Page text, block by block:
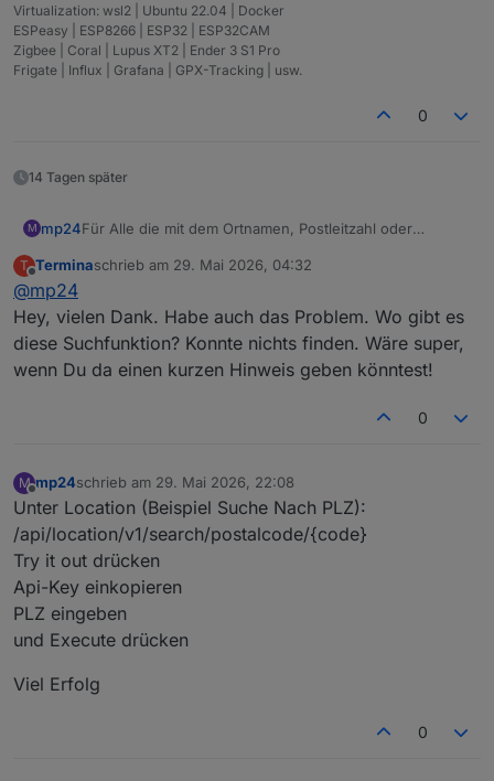
Virtualization: wsl2 | Ubuntu 22.04 | Docker
ESPeasy | ESP8266 | ESP32 | ESP32CAM
Zigbee | Coral | Lupus XT2 | Ender 3 S1 Pro
Frigate | Influx | Grafana | GPX-Tracking | usw.
0
14 Tagen später
M mp24Für Alle die mit dem Ortnamen, Postleitzahl oder
Seite verschiedene Suchfunktionen.
T
Offline
Terminaschrieb am 29. Mai 2026, 04:32
zuletzt editiert von
@mp24
Hey, vielen Dank. Habe auch das Problem. Wo gibt es
diese Suchfunktion? Konnte nichts finden. Wäre super,
wenn Du da einen kurzen Hinweis geben könntest!
0
M
Offline
mp24schrieb am 29. Mai 2026, 22:08
zuletzt editiert von
Unter Location (Beispiel Suche Nach PLZ):
/api/location/v1/search/postalcode/{code}
Try it out drücken
Api-Key einkopieren
PLZ eingeben
und Execute drücken
Viel Erfolg
0